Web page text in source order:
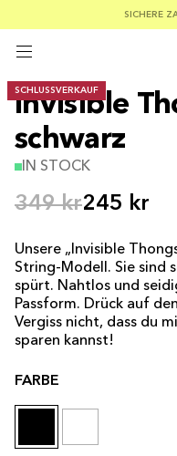
SOMMER-
KOSTENLOSERSICHERE
SCHLUSSVERKAUF
Invisible
schwarz
IN STOCK
349 kr245 kr
Unsere „Invisible
String-Modell. Sie sind
spürt. Nahtlos und
Passform. Drück auf
Vergiss nicht, dass du
sparen kannst!
FARBE